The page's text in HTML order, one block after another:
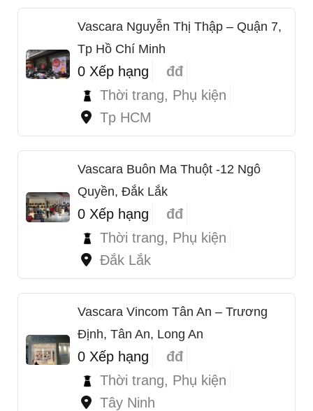
Vascara Nguyễn Thị Thập – Quận 7,
Tp Hồ Chí Minh
0 Xếp hạng
đđ
Thời trang, Phụ kiện
Tp HCM
Vascara Buôn Ma Thuột -12 Ngô
Quyền, Đắk Lắk
0 Xếp hạng
đđ
Thời trang, Phụ kiện
Đắk Lắk
Vascara Vincom Tân An – Trương
Định, Tân An, Long An
0 Xếp hạng
đđ
Thời trang, Phụ kiện
Tây Ninh